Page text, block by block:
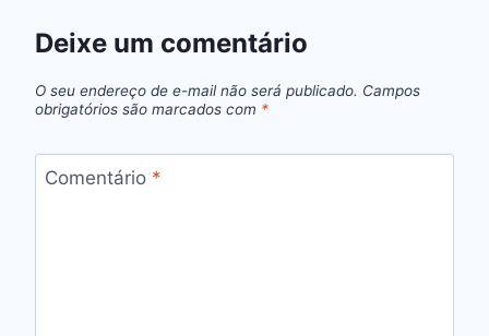
Deixe um comentário
O seu endereço de e-mail não será publicado. Campos
obrigatórios são marcados com *
Comentário *